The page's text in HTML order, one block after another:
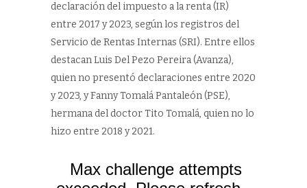
declaración del impuesto a la renta (IR)
entre 2017 y 2023, según los registros del
Servicio de Rentas Internas (SRI). Entre ellos
destacan Luis Del Pezo Pereira (Avanza),
quien no presentó declaraciones entre 2020
y 2023, y Fanny Tomalá Pantaleón (PSE),
hermana del doctor Tito Tomalá, quien no lo
hizo entre 2018 y 2021.